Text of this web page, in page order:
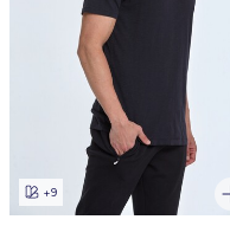
+9